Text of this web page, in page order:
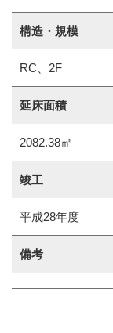
構造・規模
RC、2F
延床面積
2082.38㎡
竣工
平成28年度
備考